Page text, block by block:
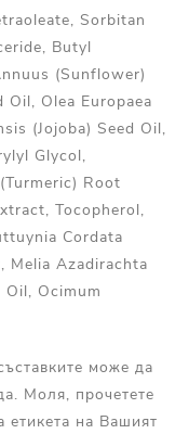
Sorbitan
Butyl
(Sunflower)
Oil, Olea Europaea
(Jojoba) Seed Oil,
Glycol,
Root
Tocopherol,
Cordata
Melia Azadirachta
Ocimum
може да
Моля, прочетете
етикета на Вашият